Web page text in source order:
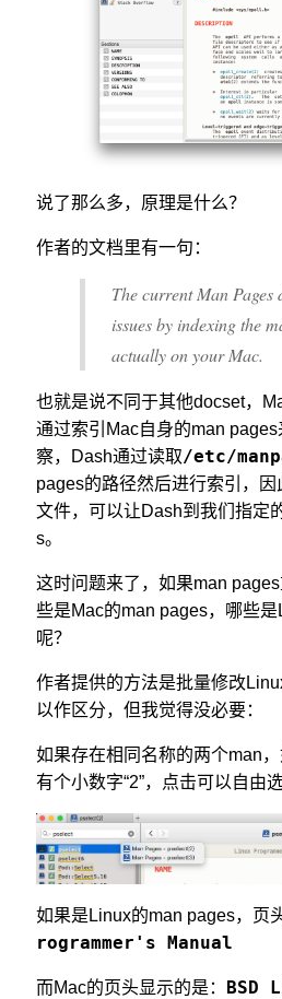
说了那么多，原理是什么？
作者的文档里有一句：
The current Man Pages
issues by indexing the
actually on your Mac.
也就是说不同于其他docset，
通过索引Mac自身的man
察，Dash通过读取/etc/
pages的路径然后进行索引，
文件，可以让Dash到我们指定
s。
这时问题来了，如果man
些是Mac的man pages，哪些
呢？
作者提供的方法是批量修改
以作区分，但我觉得没必要：
如果存在相同名称的两个man
有个小数字“2”，点击可以自由
如果是Linux的man pages，页
rogrammer's Manual
而Mac的页头显示的是： BSD